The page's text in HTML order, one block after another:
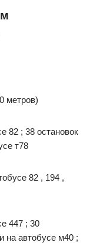
метров)
82 ; 38 остановок
т78
82 , 194 ,
447 ; 30
на автобусе м40 ;